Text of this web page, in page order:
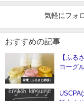
気軽にフォ
おすすめの記事
家電（ふるさと納税）
【ふる
ヨーグ